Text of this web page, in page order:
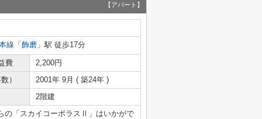
【アパート】
線 「 飾磨 」駅 徒歩17分
費
2,200円
）
2001年 9月 ( 築24年 )
2階建
の「スカイコーポラスⅡ」はいかがで